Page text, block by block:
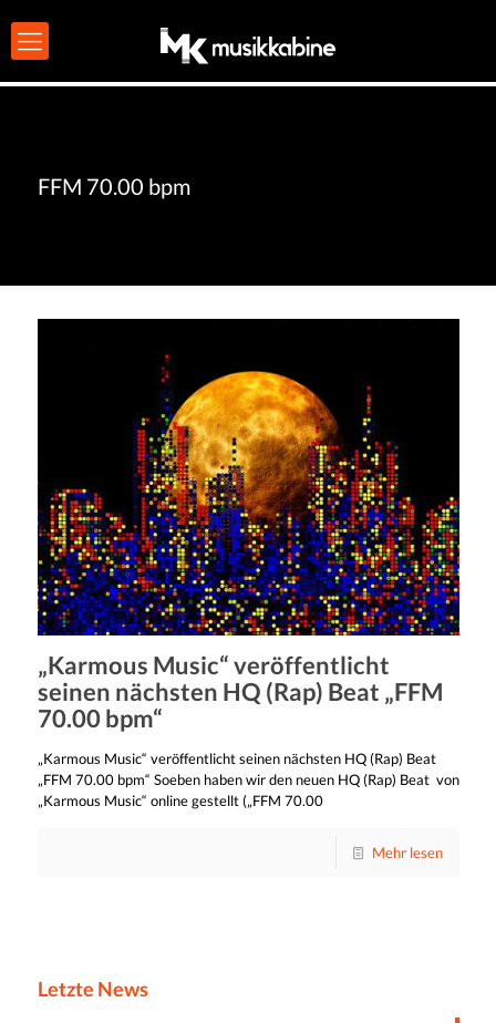
FFM 70.00 bpm
„Karmous Music“ veröffentlicht
seinen nächsten HQ (Rap) Beat „FFM
70.00 bpm“
„Karmous Music“ veröffentlicht seinen nächsten HQ (Rap) Beat
„FFM 70.00 bpm“ Soeben haben wir den neuen HQ (Rap) Beat von
„Karmous Music“ online gestellt („FFM 70.00
Mehr lesen
Letzte News